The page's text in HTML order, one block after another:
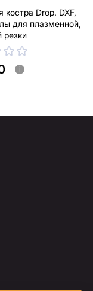
костра Drop. DXF,
для плазменной,
резки
i